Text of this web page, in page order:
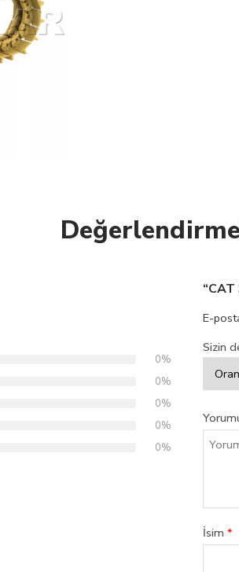
0%
0%
0%
0%
0%
E-
Sizin
İsim *